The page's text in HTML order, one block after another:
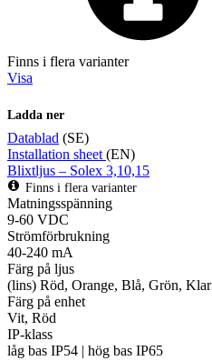
Finns i flera varianter
Visa
Ladda ner
Datablad (SE)
Installation sheet (EN)
Blixtljus – Solex 3,10,15
Finns i flera varianter
Matningsspänning
9-60 VDC
Strömförbrukning
40-240 mA
Färg på ljus
(lins) Röd, Orange, Blå, Grön, Klar
Färg på enhet
Vit, Röd
IP-klass
låg bas IP54 | hög bas IP65